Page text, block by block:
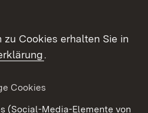
Kontakt
Cookies erhalten Sie in
.
Cookies
(Social-Media-Elemente von